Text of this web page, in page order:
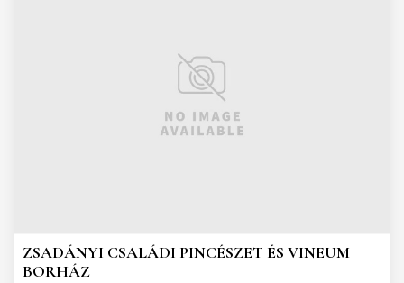
ZSADÁNYI CSALÁDI PINCÉSZET ÉS VINEUM
BORHÁZ